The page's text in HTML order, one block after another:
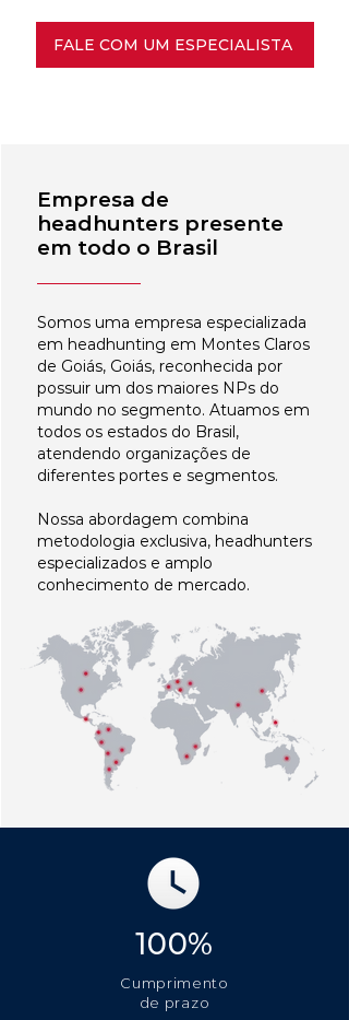
FALE COM UM ESPECIALISTA
Empresa de
headhunters presente
em todo o Brasil
Somos uma empresa especializada
em headhunting em Montes Claros
de Goiás, Goiás, reconhecida por
possuir um dos maiores NPs do
mundo no segmento. Atuamos em
todos os estados do Brasil,
atendendo organizações de
diferentes portes e segmentos.
Nossa abordagem combina
metodologia exclusiva, headhunters
especializados e amplo
conhecimento de mercado.
100%
Cumprimento
de prazo